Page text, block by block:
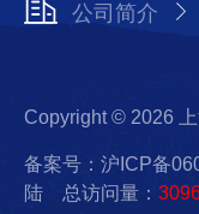
公司简介
Copyright © 2026
备案号：沪ICP备
陆 总访问量：